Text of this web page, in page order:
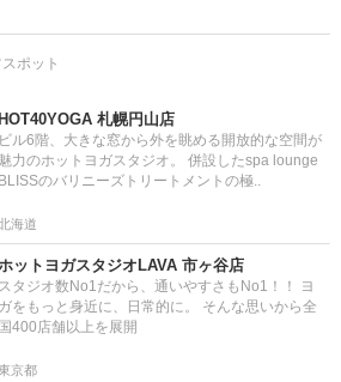
ポット
HOT40YOGA 札幌円山店
ビル6階、大きな窓から外を眺める開放的な空間が
魅力のホットヨガスタジオ。 併設したspa lounge
BLISSのバリニーズトリートメントの極..
海道
ットヨガスタジオLAVA 市ヶ谷店
スタジオ数No1だから、通いやすさもNo1！！ ヨ
ガをもっと身近に、日常的に。 そんな思いから全
国400店舗以上を展開
京都